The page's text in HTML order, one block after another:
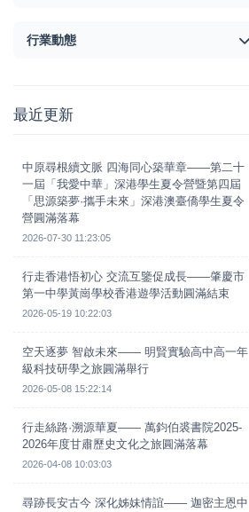
行業動態
最近更新
中原尋根續文脈 四海同心築華章——第二十
一屆「我愛中華」深港學生夏令營暨第四屆
「思源築夢·攜手未來」深港澳臺僑學生夏令
營圓滿落幕
2026-07-30 11:23:05
行走香港悟初心 交流互鑒促成長——肇慶市
第一中學黃崗學校香港遊學活動圓滿結束
2026-05-19 10:22:03
空天逐夢 智啟未來—— 明賢實驗高中高一年
級科技研學之旅圓滿舉行
2026-05-08 15:22:14
行走絲路·溯源華夏—— 萬鈞伯裘書院2025-
2026年度甘肅歷史文化之旅圓滿落幕
2026-04-08 10:03:03
尋跡長安古今 深化姊妹情誼—— 迦密主恩中